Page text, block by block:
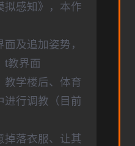
拟感知》，本作
及追加姿势，
t教界面
教学楼后、体育
进行调教（目前
掉落衣服、让其